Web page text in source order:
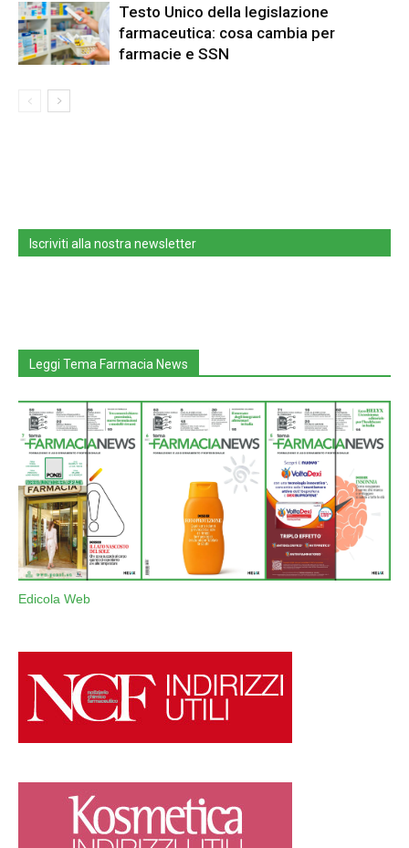
Testo Unico della legislazione
farmaceutica: cosa cambia per
farmacie e SSN
Iscriviti alla nostra newsletter
Leggi Tema Farmacia News
Edicola Web